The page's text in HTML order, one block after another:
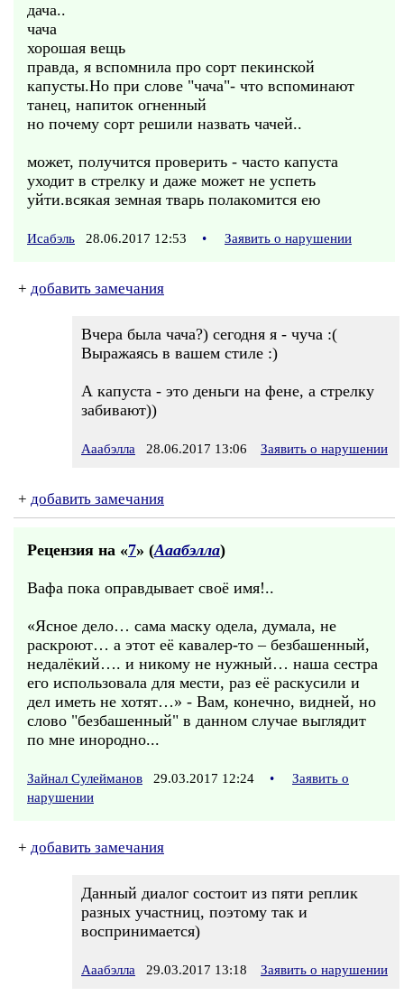
дача..
чача
хорошая вещь
правда, я вспомнила про сорт пекинской
капусты.Но при слове "чача"- что вспоминают
танец, напиток огненный
но почему сорт решили назвать чачей..
может, получится проверить - часто капуста
уходит в стрелку и даже может не успеть
уйти.всякая земная тварь полакомится ею
Исабэль 28.06.2017 12:53 • Заявить о нарушении
+ добавить замечания
Вчера была чача?) сегодня я - чуча :(
Выражаясь в вашем стиле :)
А капуста - это деньги на фене, а стрелку
забивают))
Ааабэлла 28.06.2017 13:06 Заявить о нарушении
+ добавить замечания
Рецензия на «7» (Ааабэлла)
Вафа пока оправдывает своё имя!..
«Ясное дело… сама маску одела, думала, не
раскроют… а этот её кавалер-то – безбашенный,
недалёкий…. и никому не нужный… наша сестра
его использовала для мести, раз её раскусили и
дел иметь не хотят…» - Вам, конечно, видней, но
слово "безбашенный" в данном случае выглядит
по мне инородно...
Зайнал Сулейманов 29.03.2017 12:24 •
Заявить о
нарушении
+ добавить замечания
Данный диалог состоит из пяти реплик
разных участниц, поэтому так и
воспринимается)
Ааабэлла 29.03.2017 13:18 Заявить о нарушении